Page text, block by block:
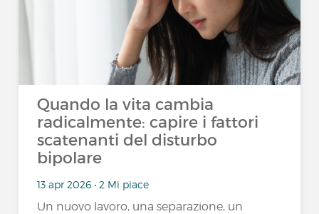
Quando la vita cambia
radicalmente: capire i fattori
scatenanti del disturbo
bipolare
13 apr 2026 • 2 Mi piace
Un nuovo lavoro, una separazione, un